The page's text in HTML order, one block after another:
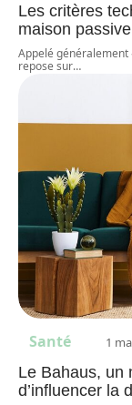
Les critères
maison passive
Appelé généralement
repose sur…
Santé 1
Le Bahaus, un
d’influencer la